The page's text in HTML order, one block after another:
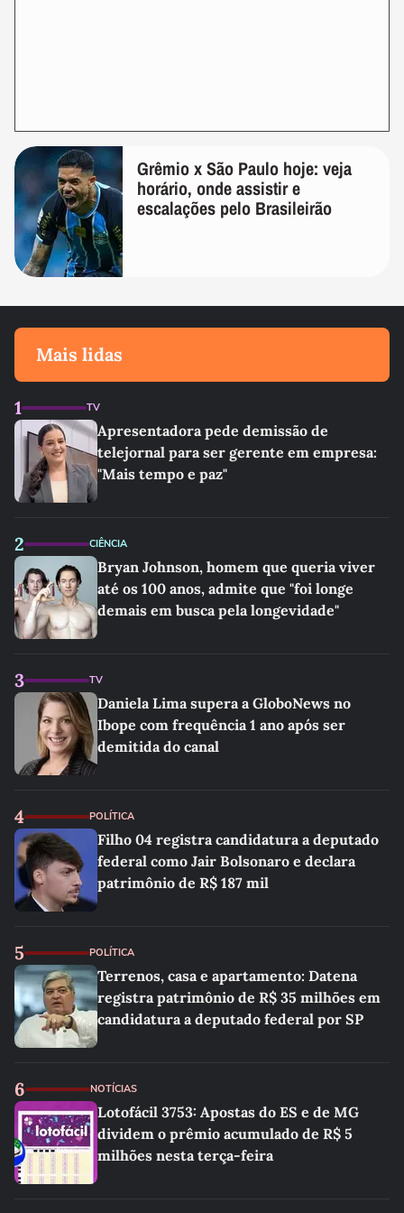
Grêmio x São Paulo hoje: veja
horário, onde assistir e
escalações pelo Brasileirão
Mais lidas
1 TV
Apresentadora pede demissão de
telejornal para ser gerente em empresa:
"Mais tempo e paz"
2 CIÊNCIA
Bryan Johnson, homem que queria viver
até os 100 anos, admite que "foi longe
demais em busca pela longevidade"
3 TV
Daniela Lima supera a GloboNews no
Ibope com frequência 1 ano após ser
demitida do canal
4 POLÍTICA
Filho 04 registra candidatura a deputado
federal como Jair Bolsonaro e declara
patrimônio de R$ 187 mil
5 POLÍTICA
Terrenos, casa e apartamento: Datena
registra patrimônio de R$ 35 milhões em
candidatura a deputado federal por SP
6 NOTÍCIAS
Lotofácil 3753: Apostas do ES e de MG
dividem o prêmio acumulado de R$ 5
milhões nesta terça-feira